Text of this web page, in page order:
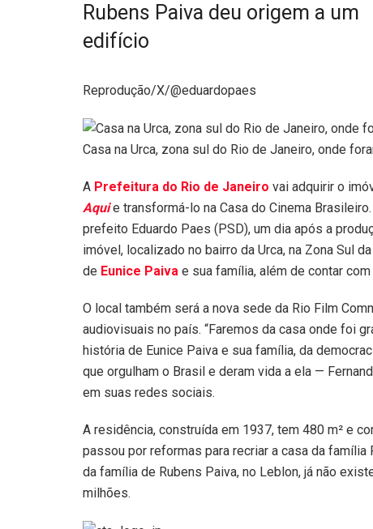
Rubens Paiva deu origem a um
edifício
Reprodução/X/@eduardopaes
Casa na Urca, zona sul do Rio de Janeiro, onde
A Prefeitura do Rio de Janeiro vai adquirir o
Aquie transformá-lo na Casa do Cinema
prefeito Eduardo Paes (PSD), um dia após a
imóvel, localizado no bairro da Urca, na Zona Sul
de Eunice Paiva e sua família, além de contar
O local também será a nova sede da Rio Film
audiovisuais no país. “Faremos da casa onde foi
história de Eunice Paiva e sua família, da
que orgulham o Brasil e deram vida a ela —
em suas redes sociais.
A residência, construída em 1937, tem 480 m² e
passou por reformas para recriar a casa da
da família de Rubens Paiva, no Leblon, já não
milhões.